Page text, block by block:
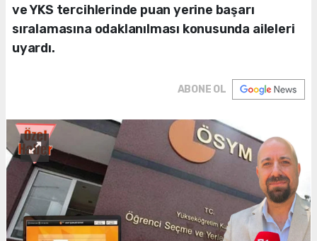
ve YKS tercihlerinde puan yerine başarı
sıralamasına odaklanılması konusunda aileleri
uyardı.
ABONE OL